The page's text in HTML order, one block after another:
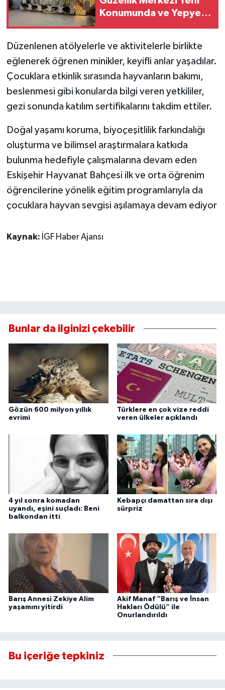
Konumunda ve Yepyeni
İndirim Fırsatı!
Düzenlenen atölyelerle ve aktivitelerle birlikte
eğlenerek öğrenen minikler, keyifli anlar yaşadılar.
Çocuklara etkinlik sırasında hayvanların bakımı,
beslenmesi gibi konularda bilgi veren yetkililer,
gezi sonunda katılım sertifikalarını takdim ettiler.
Doğal yaşamı koruma, biyoçeşitlilik farkındalığı
oluşturma ve bilimsel araştırmalara katkıda
bulunma hedefiyle çalışmalarına devam eden
Eskişehir Hayvanat Bahçesi ilk ve orta öğrenim
öğrencilerine yönelik eğitim programlarıyla da
çocuklara hayvan sevgisi aşılamaya devam ediyor
Kaynak: İGF Haber Ajansı
Bunlar da ilginizi çekebilir
Gözün 600 milyon yıllık
evrimi
Türklere en çok vize reddi
veren ülkeler açıklandı
4 yıl sonra komadan
uyandı, eşini suçladı: Beni
balkondan itti
Kebapçı damattan sıra dışı
sürpriz
Barış Annesi Zekiye Alim
yaşamını yitirdi
Akif Manaf “Barış ve İnsan
Hakları Ödülü” ile
Onurlandırıldı
Bu içeriğe tepkiniz